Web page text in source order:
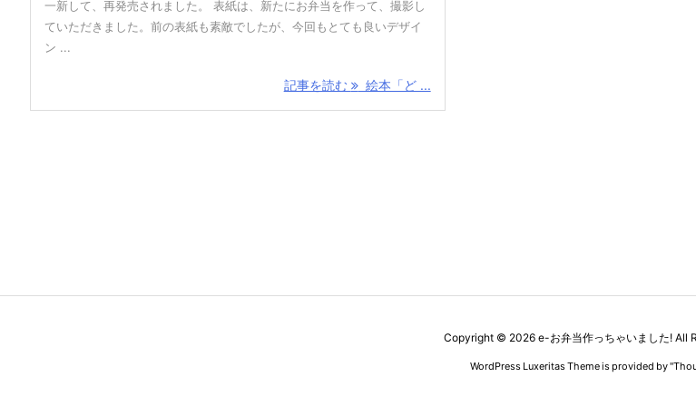
一新して、再発売されました。 表紙は、新たにお弁当を作って、撮影し
ていただきました。前の表紙も素敵でしたが、今回もとても良いデザイ
ン ...
記事を読む 絵本「ど ...
Copyright © 2026 e-お弁当作っちゃいました! All
WordPress Luxeritas Theme is provided by "